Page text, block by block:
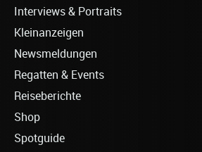
Interviews & Portraits
Kleinanzeigen
Newsmeldungen
Regatten & Events
Reiseberichte
Shop
Spotguide